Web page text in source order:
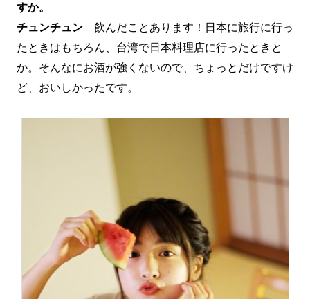
すか。
チュンチュン 飲んだことあります！日本に旅行に行っ
たときはもちろん、台湾で日本料理店に行ったときと
か。そんなにお酒が強くないので、ちょっとだけですけ
ど、おいしかったです。